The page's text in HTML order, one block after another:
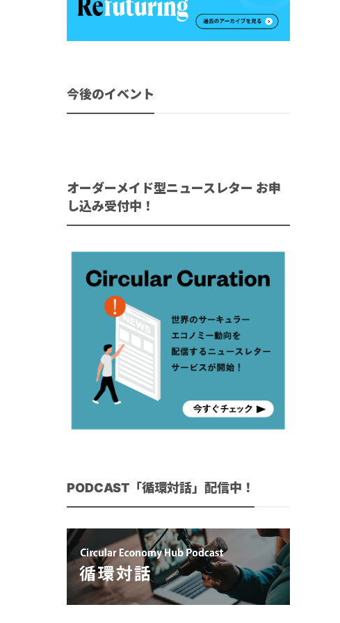
今後のイベント
オーダーメイド型ニュースレター お申
し込み受付中！
PODCAST「循環対話」配信中！